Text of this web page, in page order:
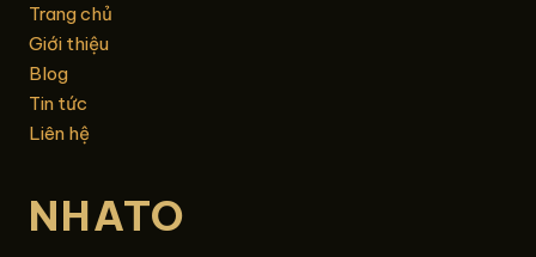
Trang chủ
Giới thiệu
Blog
Tin tức
Liên hệ
NHATO